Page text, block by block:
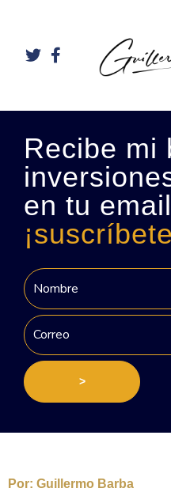
Recibe mi
en tu
>
Por: Guillermo Barba